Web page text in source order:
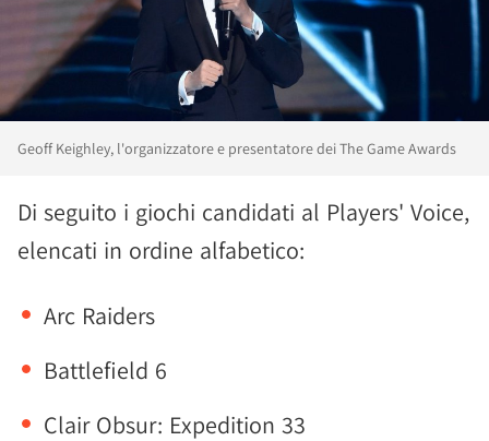
Geoff Keighley, l'organizzatore e presentatore dei The Game Awards
Di seguito i giochi candidati al Players' Voice,
elencati in ordine alfabetico:
Arc Raiders
Battlefield 6
Clair Obsur: Expedition 33